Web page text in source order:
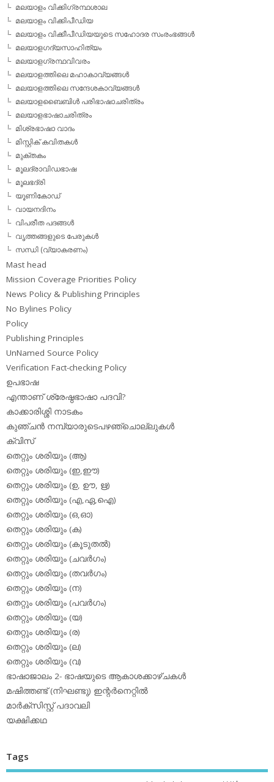
മലയാളം വിക്കിഗ്രന്ഥശാല
മലയാളം വിക്കിപീഡിയ
മലയാളം വിക്കീപീഡിയയുടെ സഹോദര സംരംഭങ്ങള്‍
മലയാളഗദ്യസാഹിത്യം
മലയാളഗ്രന്ഥവിവരം
മലയാളത്തിലെ മഹാകാവ്യങ്ങള്‍
മലയാളത്തിലെ സന്ദേശകാവ്യങ്ങള്‍
മലയാളബൈബിള്‍ പരിഭാഷാചരിത്രം
മലയാളഭാഷാചരിത്രം
മിശ്രഭാഷാ വാദം
മിസ്റ്റിക് കവിതകള്‍
മുക്തകം
മൂലദ്രാവിഡഭാഷ
മൂലഭദ്രി
യൂണികോഡ്
വായനദിനം
വിപരീത പദങ്ങള്‍
വൃത്തങ്ങളുടെ പേരുകള്‍
സന്ധി (വ്യാകരണം)
Mast head
Mission Coverage Priorities Policy
News Policy & Publishing Principles
No Bylines Policy
Policy
Publishing Principles
UnNamed Source Policy
Verification Fact-checking Policy
ഉപഭാഷ
എന്താണ് ശ്രേഷ്ഠഭാഷാ പദവി?
കാക്കാരിശ്ശി നാടകം
കുഞ്ചന്‍ നമ്പ്യാരുടെപഴഞ്ചൊല്ലുകള്‍
ക്വിസ്
തെറ്റും ശരിയും (ആ)
തെറ്റും ശരിയും (ഇ,ഈ)
തെറ്റും ശരിയും (ഉ, ഊ, ഋ)
തെറ്റും ശരിയും (എ,ഏ,ഐ)
തെറ്റും ശരിയും (ഒ,ഓ)
തെറ്റും ശരിയും (ക)
തെറ്റും ശരിയും (കൂടുതല്‍)
തെറ്റും ശരിയും (ചവര്‍ഗം)
തെറ്റും ശരിയും (തവര്‍ഗം)
തെറ്റും ശരിയും (ന)
തെറ്റും ശരിയും (പവര്‍ഗം)
തെറ്റും ശരിയും (യ)
തെറ്റും ശരിയും (ര)
തെറ്റും ശരിയും (ല)
തെറ്റും ശരിയും (വ)
ഭാഷാജാലം 2- ഭാഷയുടെ ആകാശക്കാഴ്ചകള്‍
മഷിത്തണ്ട് (നിഘണ്ടു) ഇന്റര്‍നെറ്റില്‍
മാര്‍ക്‌സിസ്റ്റ് പദാവലി
യക്ഷിക്കഥ
Tags